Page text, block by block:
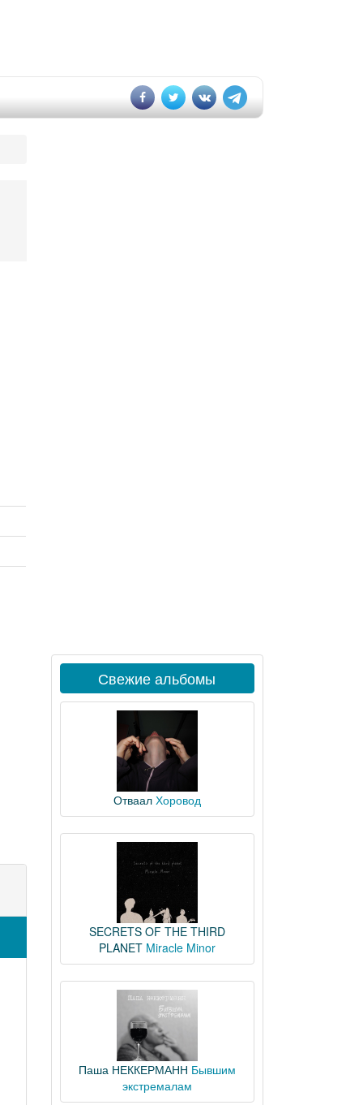
Свежие альбомы
Отваал Хоровод
SECRETS OF THE THIRD
PLANET Miracle Minor
Паша НЕККЕРМАНН Бывшим
экстремалам